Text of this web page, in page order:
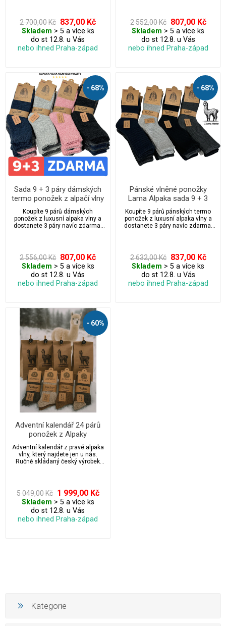
každodenní nošení.
2 700,00 Kč 837,00 Kč
Skladem > 5 a více ks
do st 12.8. u Vás
nebo ihned Praha-západ
každodenní nošení. Bez
stahovací gumy pro maximální
komfort a volnou cirkulaci krve.
2 552,00 Kč 807,00 Kč
Skladem > 5 a více ks
do st 12.8. u Vás
nebo ihned Praha-západ
- 68%
Sada 9 + 3 páry dámských
termo ponožek z alpačí vlny
- jemné pastelové barvy
Koupíte 9 párů dámských
ponožek z luxusní alpaka vlny a
dostanete 3 páry navíc zdarma.
každodenní nošení. Bez
stahovací gumy pro maximální
komfort a volnou cirkulaci krve.
2 556,00 Kč 807,00 Kč
Skladem > 5 a více ks
do st 12.8. u Vás
nebo ihned Praha-západ
- 68%
Pánské vlněné ponožky
Lama Alpaka sada 9 + 3
páry
Koupíte 9 párů pánských termo
ponožek z luxusní alpaka vlny a
dostanete 3 páry navíc zdarma.
každodenní nošení.
2 632,00 Kč 837,00 Kč
Skladem > 5 a více ks
do st 12.8. u Vás
nebo ihned Praha-západ
- 60%
Adventní kalendář 24 párů
ponožek z Alpaky
Adventní kalendář z pravé alpaka
vlny, který najdete jen u nás.
Ručně skládaný český výrobek
různých barvách a vzorech. Na
výběr máte pánskou nebo
dámskou verzi a dvě velikostní
sady, přičemž kalendář vychází
výrazně výhodněji, než kdybyste
si všechny ponožky kupovali
5 049,00 Kč 1 999,00 Kč
Skladem > 5 a více ks
do st 12.8. u Vás
nebo ihned Praha-západ
Kategorie